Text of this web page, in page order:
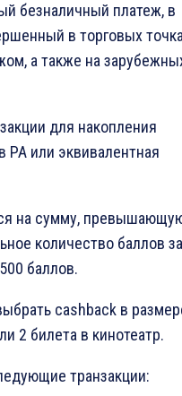
безналичный платеж, в
в торговых
а также на
для накопления
РА или эквивалентная
на сумму,
количество баллов за
баллов.
cashback в
2 билета в кинотеатр.
транзакции: